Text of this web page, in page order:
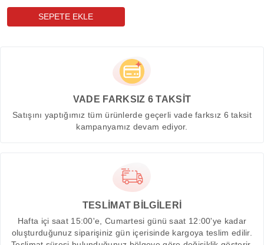
VADE FARKSIZ 6 TAKSİT
Satışını yaptığımız tüm ürünlerde geçerli vade farksız 6 taksit
kampanyamız devam ediyor.
TESLİMAT BİLGİLERİ
Hafta içi saat 15:00'e, Cumartesi günü saat 12:00'ye kadar
oluşturduğunuz siparişiniz gün içerisinde kargoya teslim edilir.